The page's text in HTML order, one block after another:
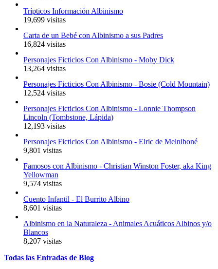
Trípticos Información Albinismo
19,699 visitas
Carta de un Bebé con Albinismo a sus Padres
16,824 visitas
Personajes Ficticios Con Albinismo - Moby Dick
13,264 visitas
Personajes Ficticios Con Albinismo - Bosie (Cold Mountain)
12,524 visitas
Personajes Ficticios Con Albinismo - Lonnie Thompson
Lincoln (Tombstone, Lápida)
12,193 visitas
Personajes Ficticios Con Albinismo - Elric de Melniboné
9,801 visitas
Famosos con Albinismo - Christian Winston Foster, aka King
Yellowman
9,574 visitas
Cuento Infantil - El Burrito Albino
8,601 visitas
Albinismo en la Naturaleza - Animales Acuáticos Albinos y/o
Blancos
8,207 visitas
Todas las Entradas de Blog